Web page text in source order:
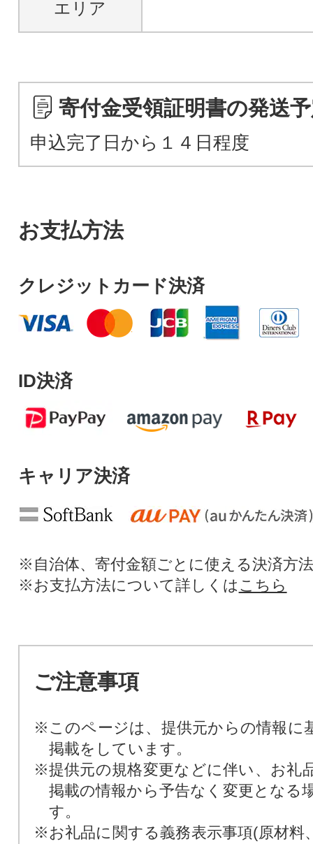
エリア
寄付金受領証明書の発送
申込完了日から１４日程度
お支払方法
クレジットカード決済
ID決済
キャリア決済
※自治体、寄付金額ごとに使える決済方
※お支払方法について詳しくは こちら
ご注意事項
※このページは、提供元からの情報に
掲載をしています。
※提供元の規格変更などに伴い、お礼
掲載の情報から予告なく変更となる
す。
※お礼品に関する義務表示事項(原材料